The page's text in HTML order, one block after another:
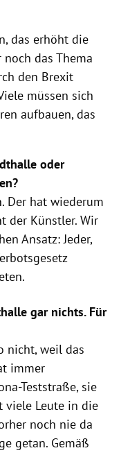
das erhöht die
das Thema
den Brexit
müssen sich
aufbauen, das
oder
Der hat wiederum
der Künstler. Wir
Ansatz: Jeder,
gar nichts. Für
nicht, weil das
immer
Teststraße, sie
viele Leute in die
noch nie da
getan. Gemäß